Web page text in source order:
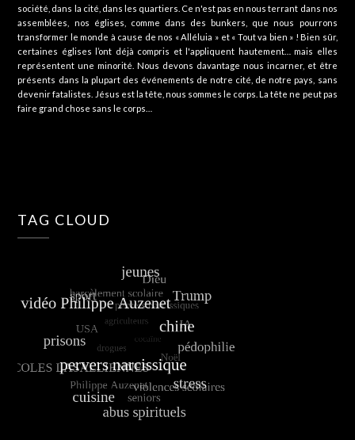
société, dans la cité, dans les quartiers. Ce n'est pas en nous terrant dans nos
assemblées, nos églises, comme dans des bunkers, que nous pourrons
transformer le monde à cause de nos « Alléluia » et « Tout va bien » ! Bien sûr,
certaines églises l’ont déjà compris et l'appliquent hautement… mais elles
représentent une minorité. Nous devons davantage nous incarner, et être
présents dans la plupart des événements de notre cité, de notre pays, sans
devenir fatalistes. Jésus est la tête, nous sommes le corps. La tête ne peut pas
faire grand chose sans le corps…
TAG CLOUD